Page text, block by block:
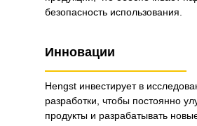
Инновации
безопасность использования.
Hengst инвестирует в
разработки, чтобы постоянно
продукты и разрабатывать